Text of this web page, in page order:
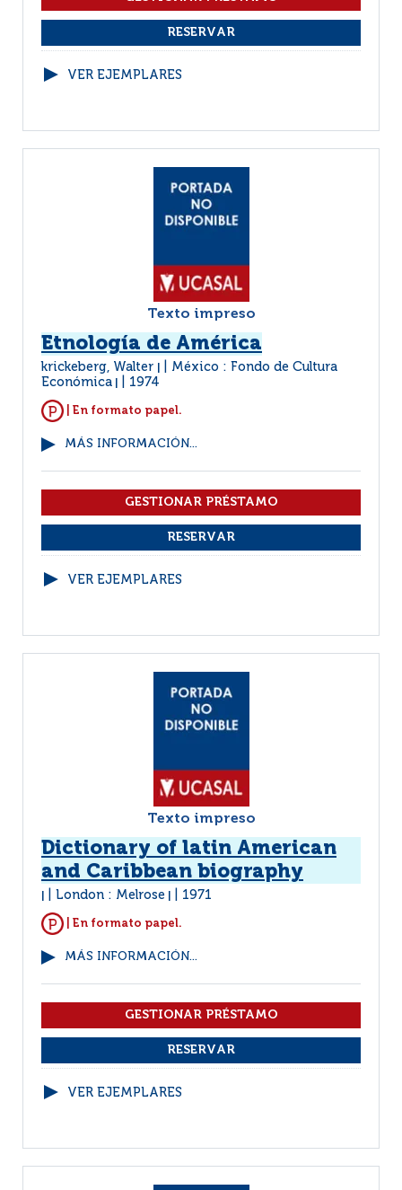
VER EJEMPLARES
Texto impreso
Etnología de América
krickeberg, Walter
México : Fondo de Cultura
Económica
1974
| En formato papel.
MÁS INFORMACIÓN...
VER EJEMPLARES
Texto impreso
Dictionary of latin American
and Caribbean biography
London : Melrose 1971
| En formato papel.
MÁS INFORMACIÓN...
VER EJEMPLARES